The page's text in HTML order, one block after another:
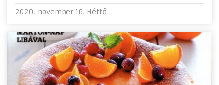
2020. november 16. Hétfő